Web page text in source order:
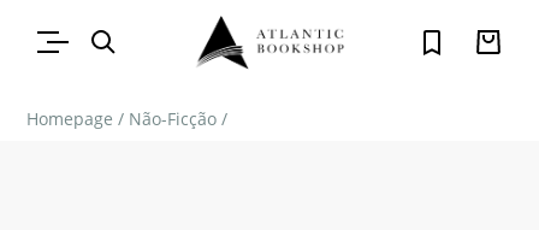
Homepage / Não-Ficção /